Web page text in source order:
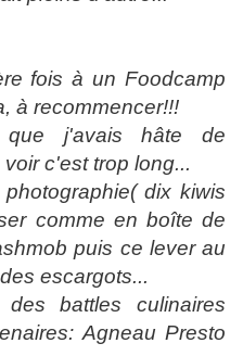
fois à un Foodcamp
à recommencer!!!
que j'avais hâte de
c'est trop long...
dix kiwis
comme en boîte de
puis ce lever au
escargots...
battles culinaires
Agneau Presto